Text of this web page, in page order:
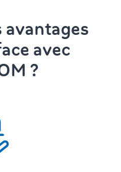
avantages
avec
?